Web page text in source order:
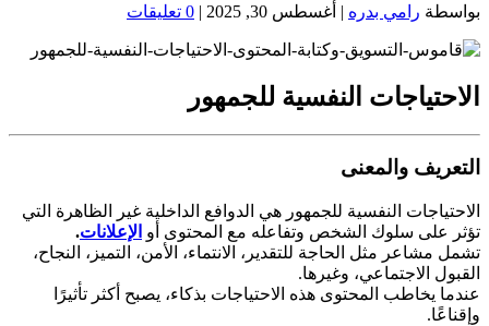
بواسطة رامي بدره | أغسطس 30, 2025 | 0 تعليقات
الاحتياجات النفسية للجمهور
التعريف والمعنى
الاحتياجات النفسية للجمهور هي الدوافع الداخلية غير الظاهرة التي
تؤثر على سلوك الشخص وتفاعله مع المحتوى أو الإعلانات.
تشمل مشاعر مثل الحاجة للتقدير، الانتماء، الأمن، التميز، النجاح،
القبول الاجتماعي، وغيرها.
عندما يخاطب المحتوى هذه الاحتياجات بذكاء، يصبح أكثر تأثيرًا
وإقناعًا.